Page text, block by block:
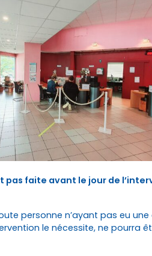
pas faite avant le jour de
personne n’ayant pas eu
le nécessite, ne pourra